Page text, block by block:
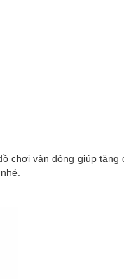
chơi vận động giúp tăng